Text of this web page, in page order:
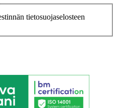
tietosuojaselosteen